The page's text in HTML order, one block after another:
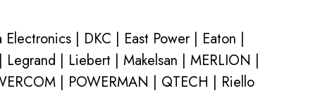
| DKC | East Power | Eaton |
| Liebert | Makelsan | MERLION |
| POWERMAN | QTECH | Riello